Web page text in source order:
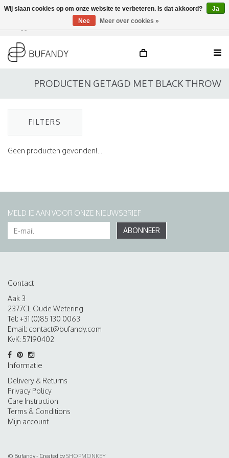
DE / EN
PRODUCTEN GETAGD MET BLACK THROW
FILTERS
Geen producten gevonden!...
MELD JE AAN VOOR ONZE NIEUWSBRIEF
ABONNEER
Contact
Aak 3
2377CL Oude Wetering
Tel: +31 (0)85 130 0063
Email: contact@bufandy.com
KvK: 57190402
Informatie
Delivery & Returns
Privacy Policy
Care Instruction
Terms & Conditions
Mijn account
© Bufandy - Created bySHOPMONKEY
Wij slaan cookies op om onze website te verbeteren. Is dat akkoord?
Ja
Nee
Meer over cookies »